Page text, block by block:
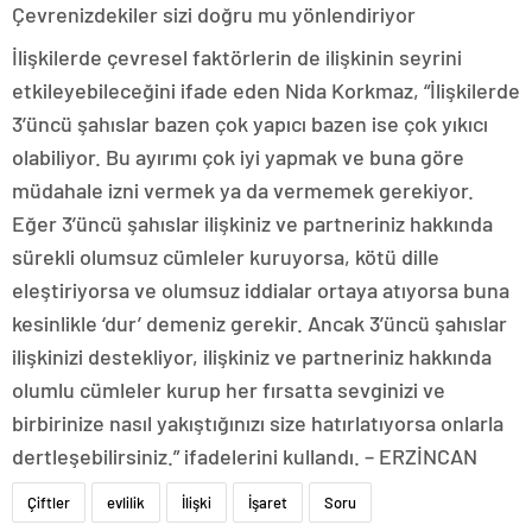
Çevrenizdekiler sizi doğru mu yönlendiriyor
İlişkilerde çevresel faktörlerin de ilişkinin seyrini
etkileyebileceğini ifade eden Nida Korkmaz, “İlişkilerde
3’üncü şahıslar bazen çok yapıcı bazen ise çok yıkıcı
olabiliyor. Bu ayırımı çok iyi yapmak ve buna göre
müdahale izni vermek ya da vermemek gerekiyor.
Eğer 3’üncü şahıslar ilişkiniz ve partneriniz hakkında
sürekli olumsuz cümleler kuruyorsa, kötü dille
eleştiriyorsa ve olumsuz iddialar ortaya atıyorsa buna
kesinlikle ‘dur’ demeniz gerekir. Ancak 3’üncü şahıslar
ilişkinizi destekliyor, ilişkiniz ve partneriniz hakkında
olumlu cümleler kurup her fırsatta sevginizi ve
birbirinize nasıl yakıştığınızı size hatırlatıyorsa onlarla
dertleşebilirsiniz.” ifadelerini kullandı. – ERZİNCAN
Çiftler evlilik İlişki İşaret Soru